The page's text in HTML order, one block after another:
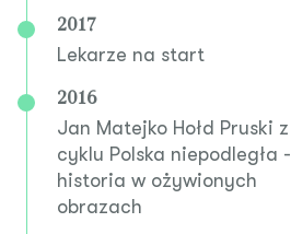
2017
Lekarze na start
2016
Jan Matejko Hołd Pruski z
cyklu Polska niepodległa -
historia w ożywionych
obrazach